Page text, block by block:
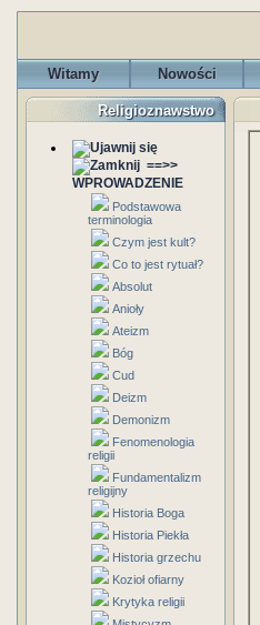
Witamy Nowości
Religioznawstwo
==>>
WPROWADZENIE
Podstawowa
terminologia
Czym jest kult?
Co to jest rytuał?
Absolut
Anioły
Ateizm
Bóg
Cud
Deizm
Demonizm
Fenomenologia
religii
Fundamentalizm
religijny
Historia Boga
Historia Piekła
Historia grzechu
Kozioł ofiarny
Krytyka religii